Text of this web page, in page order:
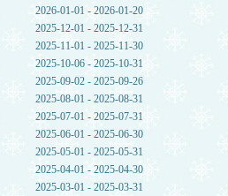
2026-01-01 - 2026-01-20
2025-12-01 - 2025-12-31
2025-11-01 - 2025-11-30
2025-10-06 - 2025-10-31
2025-09-02 - 2025-09-26
2025-08-01 - 2025-08-31
2025-07-01 - 2025-07-31
2025-06-01 - 2025-06-30
2025-05-01 - 2025-05-31
2025-04-01 - 2025-04-30
2025-03-01 - 2025-03-31